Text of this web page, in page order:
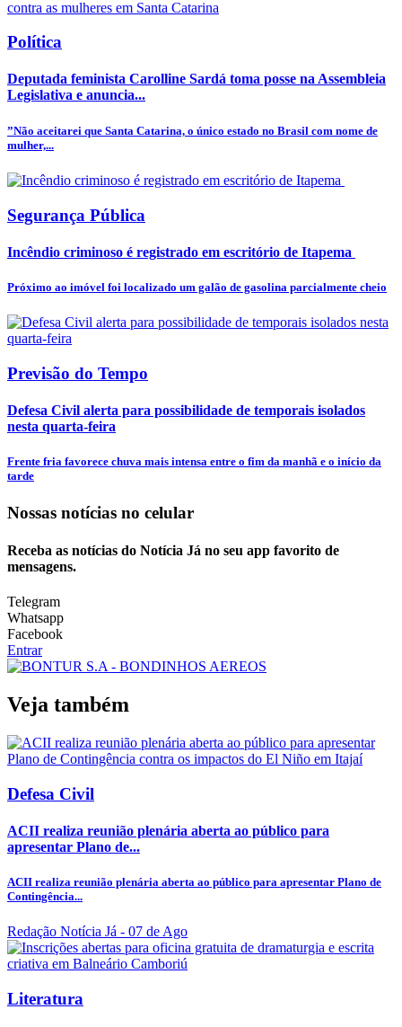
Política
Deputada feminista Carolline Sardá toma posse na Assembleia
Legislativa e anuncia...
”Não aceitarei que Santa Catarina, o único estado no Brasil com nome de
mulher,...
Segurança Pública
Incêndio criminoso é registrado em escritório de Itapema
Próximo ao imóvel foi localizado um galão de gasolina parcialmente cheio
Previsão do Tempo
Defesa Civil alerta para possibilidade de temporais isolados
nesta quarta-feira
Frente fria favorece chuva mais intensa entre o fim da manhã e o início da
tarde
Nossas notícias no celular
Receba as notícias do Notícia Já no seu app favorito de
mensagens.
Telegram
Whatsapp
Facebook
Entrar
Veja também
Defesa Civil
ACII realiza reunião plenária aberta ao público para
apresentar Plano de...
ACII realiza reunião plenária aberta ao público para apresentar Plano de
Contingência...
Redação Notícia Já - 07 de Ago
Literatura